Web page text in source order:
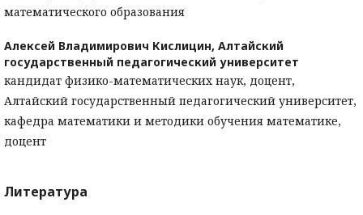
математического образования
Алексей Владимирович Кислицин, Алтайский
государственный педагогический университет
кандидат физико-математических наук, доцент,
Алтайский государственный педагогический университет,
кафедра математики и методики обучения математике,
доцент
Литература